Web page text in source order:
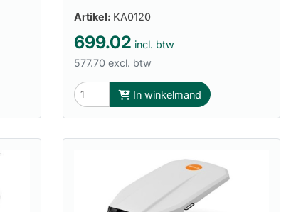
Artikel: KA0120
699.02 incl. btw
577.70 excl. btw
In winkelmand